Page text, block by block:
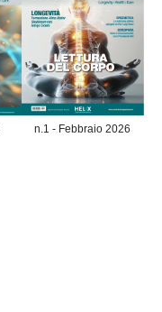
n.1 - Febbraio 2026